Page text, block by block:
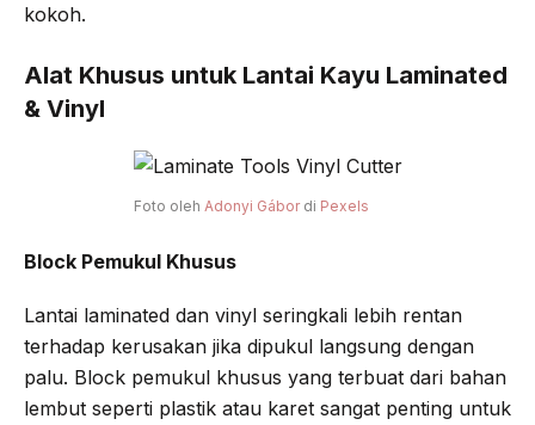
kokoh.
Alat Khusus untuk Lantai Kayu Laminated
& Vinyl
Foto oleh Adonyi Gábordi Pexels
Block Pemukul Khusus
Lantai laminated dan vinyl seringkali lebih rentan
terhadap kerusakan jika dipukul langsung dengan
palu. Block pemukul khusus yang terbuat dari bahan
lembut seperti plastik atau karet sangat penting untuk